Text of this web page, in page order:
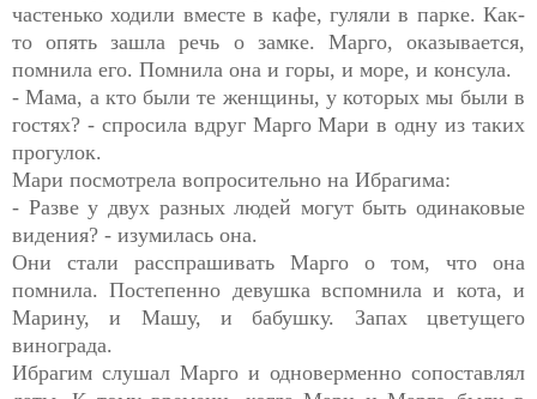
частенько ходили вместе в кафе, гуляли в парке. Как-
то опять зашла речь о замке. Марго, оказывается,
помнила его. Помнила она и горы, и море, и консула.
- Мама, а кто были те женщины, у которых мы были в
гостях? - спросила вдруг Марго Мари в одну из таких
прогулок.
Мари посмотрела вопросительно на Ибрагима:
- Разве у двух разных людей могут быть одинаковые
видения? - изумилась она.
Они стали расспрашивать Марго о том, что она
помнила. Постепенно девушка вспомнила и кота, и
Марину, и Машу, и бабушку. Запах цветущего
винограда.
Ибрагим слушал Марго и одноверменно сопоставлял